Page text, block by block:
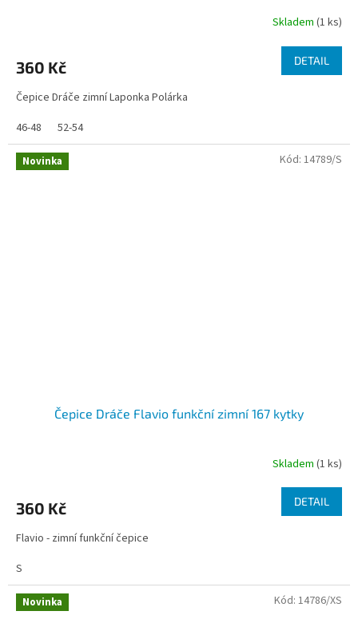
Skladem (1 ks)
360 Kč DETAIL
Čepice Dráče zimní Laponka Polárka
46-48
52-54
Novinka
Čepice Dráče Flavio funkční zimní 167 kytky
Skladem (1 ks)
360 Kč DETAIL
Flavio - zimní funkční čepice
S
Kód: 14789/S
Novinka Kód: 14786/XS